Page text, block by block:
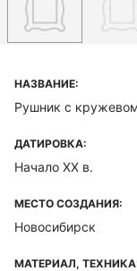
НАЗВАНИЕ:
Рушник с
ДАТИРОВКА:
Начало XX в.
МЕСТО СОЗДАНИЯ:
Новосибирск
МАТЕРИАЛ,